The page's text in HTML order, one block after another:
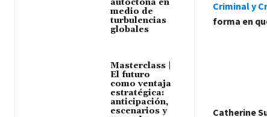
autóctona en
medio de
turbulencias
globales
Masterclass |
El futuro
como ventaja
estratégica:
anticipación,
escenarios y
Criminal y
forma en
Catherine